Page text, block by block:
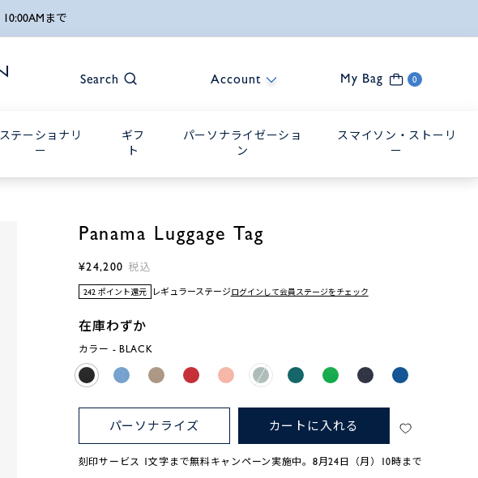
2027年ダイアリー_先行予約8.24(月)10:00まで
Search Account My Bag 0
ステーショナリ
ー
ギフ
ト
パーソナライゼーショ
ン
スマイソン・ストーリ
ー
Panama Luggage Tag
¥24,200 税込
242 ポイント還元 レギュラーステージログインして会員ステージをチェック
在庫わずか
カラー - BLACK
パーソナライズ カートに入れる
刻印サービス 1文字まで無料キャンペーン実施中。8月24日（月）10時まで